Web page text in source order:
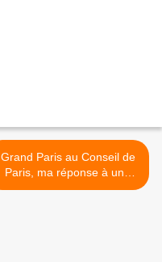
Grand Paris au Conseil de
Paris, ma réponse à une
question du Nouveau